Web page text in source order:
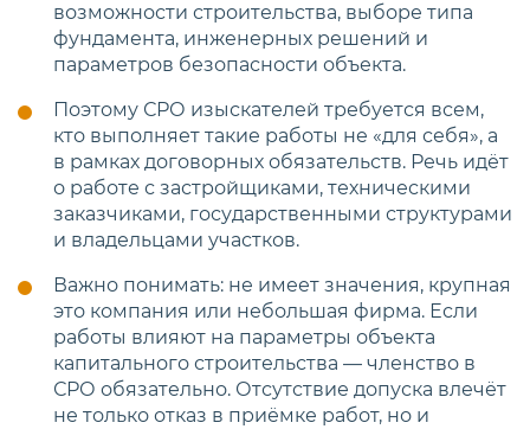
возможности строительства, выборе типа
фундамента, инженерных решений и
параметров безопасности объекта.
Поэтому СРО изыскателей требуется всем,
кто выполняет такие работы не «для себя», а
в рамках договорных обязательств. Речь идёт
о работе с застройщиками, техническими
заказчиками, государственными структурами
и владельцами участков.
Важно понимать: не имеет значения, крупная
это компания или небольшая фирма. Если
работы влияют на параметры объекта
капитального строительства — членство в
СРО обязательно. Отсутствие допуска влечёт
не только отказ в приёмке работ, но и